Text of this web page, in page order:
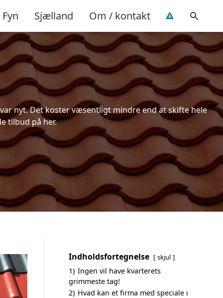
Fyn Sjælland Om / kontakt
nyt. Det koster væsentligt mindre end at skifte hele
tilbud på her.
Indholdsfortegnelse skjul
1) Ingen vil have kvarterets
grimmeste tag!
2) Hvad kan et firma med speciale i